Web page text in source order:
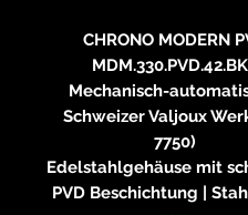
CHRONO MODERN
Mechanisch-
Schweizer Valjoux
7750)
Edelstahlgehäuse mit
PVD Beschichtung |